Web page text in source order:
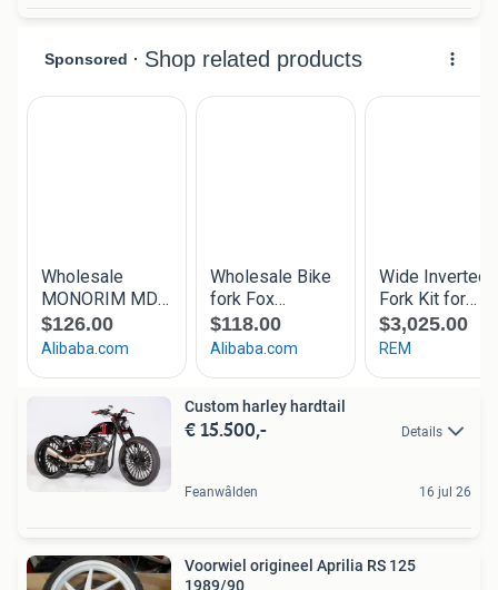
Custom harley hardtail
€ 15.500,- Details
Feanwâlden 16 jul 26
Voorwiel origineel Aprilia RS 125
1989/90